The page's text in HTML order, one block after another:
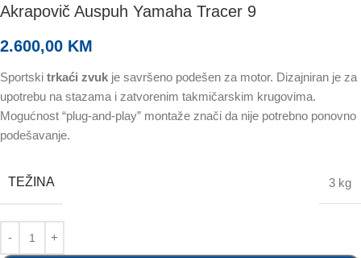
Akrapovič Auspuh Yamaha Tracer 9
2.600,00 KM
Sportski trkaći zvuk je savršeno podešen za motor. Dizajniran je za
upotrebu na stazama i zatvorenim takmičarskim krugovima.
Mogućnost “plug-and-play” montaže znači da nije potrebno ponovno
podešavanje.
TEŽINA 3 kg